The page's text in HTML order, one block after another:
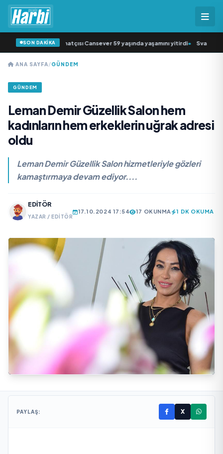
SON DAKİKA
müziğin sevilen sanatçısı Cansever 59 yaşında yaşamını yitirdi• Svadba
ANA SAYFA/GÜNDEM
GÜNDEM
Leman Demir Güzellik Salon hem
kadınların hem erkeklerin uğrak adresi
oldu
Leman Demir Güzellik Salon hizmetleriyle gözleri
kamaştırmaya devam ediyor....
EDITÖR
YAZAR / EDITÖR
17.10.2024 17:54 17 OKUNMA 1 DK OKUMA
PAYLAŞ: X